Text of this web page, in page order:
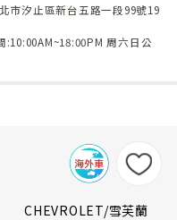
市汐止區新台五路一段99號19
:10:00AM~18:00PM 周六日公
CHEVROLET/雪芙蘭